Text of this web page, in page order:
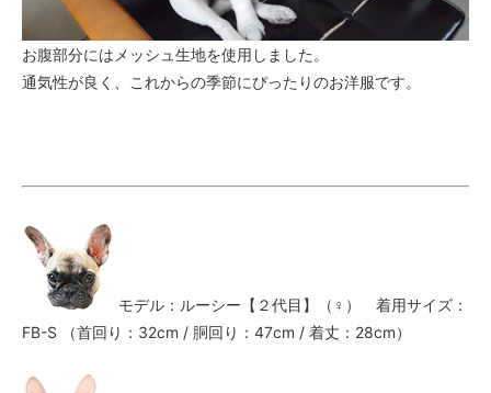
お腹部分にはメッシュ生地を使用しました。
通気性が良く、これからの季節にぴったりのお洋服です。
モデル：ルーシー【２代目】（♀） 着用サイズ：
FB-S （首回り：32cm / 胴回り：47cm / 着丈：28cm）